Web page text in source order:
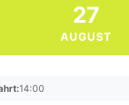
27
AUGUST
14:00